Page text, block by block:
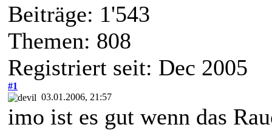
Beiträge: 1'543
Themen: 808
Registriert seit: Dec 2005
#1
03.01.2006, 21:57
imo ist es gut wenn das